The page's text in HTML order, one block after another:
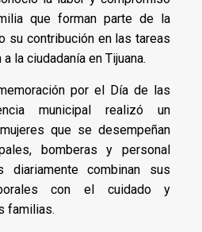
que forman parte de la
su contribución en las tareas
la ciudadanía en Tijuana.
por el Día de las
municipal realizó un
que se desempeñan
bomberas y personal
diariamente combinan sus
con el cuidado y
familias.